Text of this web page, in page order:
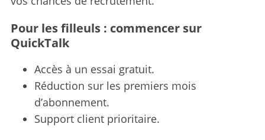
Pour les filleuls : commencer sur
QuickTalk
Accès à un essai gratuit.
Réduction sur les premiers mois
d’abonnement.
Support client prioritaire.